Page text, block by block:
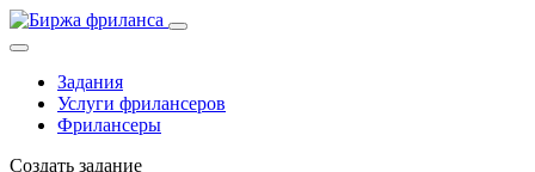
Задания
Услуги фрилансеров
Фрилансеры
Создать задание